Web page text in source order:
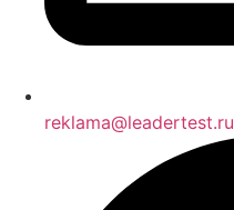
reklama@leadertest.ru